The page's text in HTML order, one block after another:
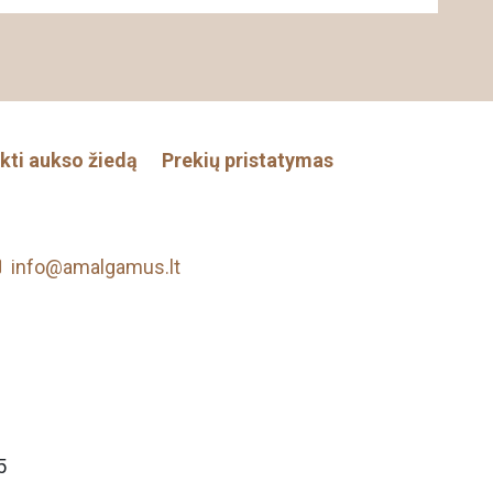
aukso žiedą Prekių pristatymas
info@amalgamus.lt